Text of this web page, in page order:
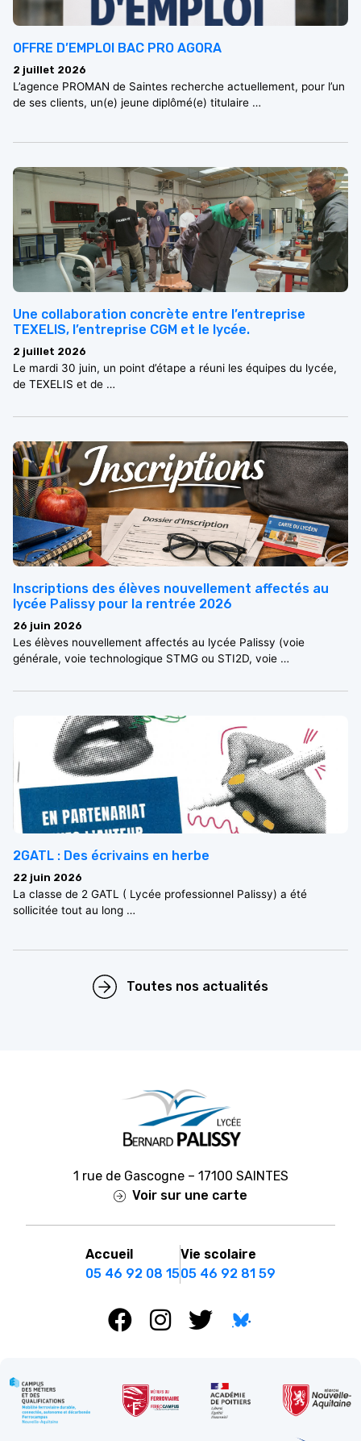
OFFRE D’EMPLOI BAC PRO AGORA
2 juillet 2026
L’agence PROMAN de Saintes recherche actuellement, pour l’un
de ses clients, un(e) jeune diplômé(e) titulaire …
Une collaboration concrète entre l’entreprise
TEXELIS, l’entreprise CGM et le lycée.
2 juillet 2026
Le mardi 30 juin, un point d’étape a réuni les équipes du lycée,
de TEXELIS et de …
Inscriptions des élèves nouvellement affectés au
lycée Palissy pour la rentrée 2026
26 juin 2026
Les élèves nouvellement affectés au lycée Palissy (voie
générale, voie technologique STMG ou STI2D, voie …
2GATL : Des écrivains en herbe
22 juin 2026
La classe de 2 GATL ( Lycée professionnel Palissy) a été
sollicitée tout au long …
Toutes nos actualités
1 rue de Gascogne – 17100 SAINTES
Voir sur une carte
Accueil
05 46 92 08 15
Vie scolaire
05 46 92 81 59